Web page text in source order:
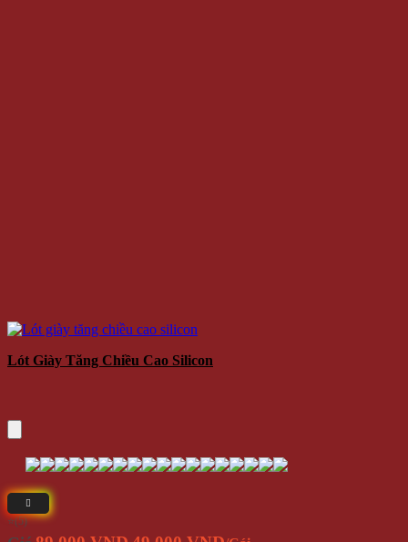
Lót Giày Tăng Chiều Cao Silicon
⭐(5)
Giá
Giá